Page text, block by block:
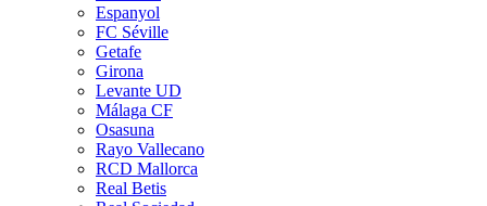
Espanyol
FC Séville
Getafe
Girona
Levante UD
Málaga CF
Osasuna
Rayo Vallecano
RCD Mallorca
Real Betis